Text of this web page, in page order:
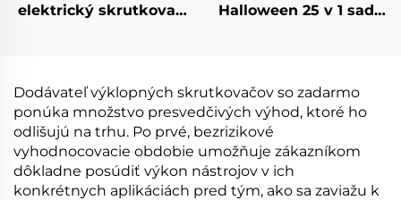
elektrický skrutkovač
Halloween 25 v 1 sada
Dodávateľ výklopných skrutkovačov so zadarmo
ponúka množstvo presvedčivých výhod, ktoré ho
odlišujú na trhu. Po prvé, bezrizikové
vyhodnocovacie obdobie umožňuje zákazníkom
dôkladne posúdiť výkon nástrojov v ich
konkrétnych aplikáciách pred tým, ako sa zaviažu k